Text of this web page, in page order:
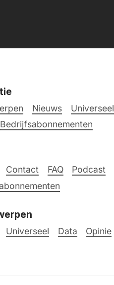
Nieuws Universeel
Bedrijfsabonnementen
Contact FAQ Podcast
Universeel Data Opinie